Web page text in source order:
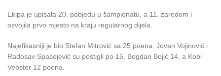
Ekipa je upisala 20. pobjedu u šampionatu, a 11. zaredom i
osvojila prvo mjesto na kraju regularnog dijela.
Najefikasniji je bio Stefan Mitrović sa 25 poena. Jovan Vojinović i
Radosav Spasojević su postigli po 15, Bogdan Bojić 14, a Kobi
Vebster 12 poena.